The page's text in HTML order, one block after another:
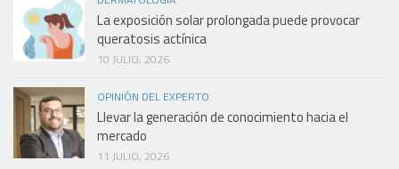
La exposición solar prolongada puede provocar
queratosis actínica
10 JULIO, 2026
OPINIÓN DEL EXPERTO
Llevar la generación de conocimiento hacia el
mercado
11 JULIO, 2026